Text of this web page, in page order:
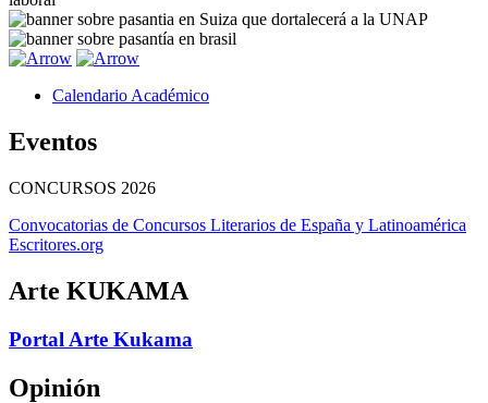
Calendario Académico
Eventos
CONCURSOS 2026
Convocatorias de Concursos Literarios de España y Latinoamérica
Escritores.org
Arte KUKAMA
Portal Arte Kukama
Opinión